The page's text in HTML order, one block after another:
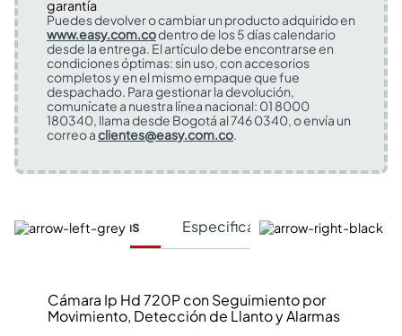
Puedes devolver o cambiar un producto adquirido en
www.easy.com.codentro de los 5 días calendario
desde la entrega. El artículo debe encontrarse en
condiciones óptimas: sin uso, con accesorios
completos y en el mismo empaque que fue
despachado. Para gestionar la devolución,
comunícate a nuestra línea nacional: 01 8000
180340, llama desde Bogotá al 746 0340, o envía un
correo aclientes@easy.com.co.
Características Especificaciones Técnicas
Cámara Ip Hd 720P con Seguimiento por
Movimiento, Detección de Llanto y Alarmas